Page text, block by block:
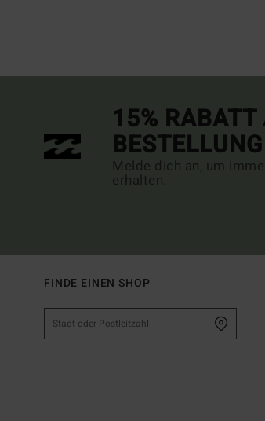
15%
Melde dich an, um
erhalten.
FINDE EINEN SHOP